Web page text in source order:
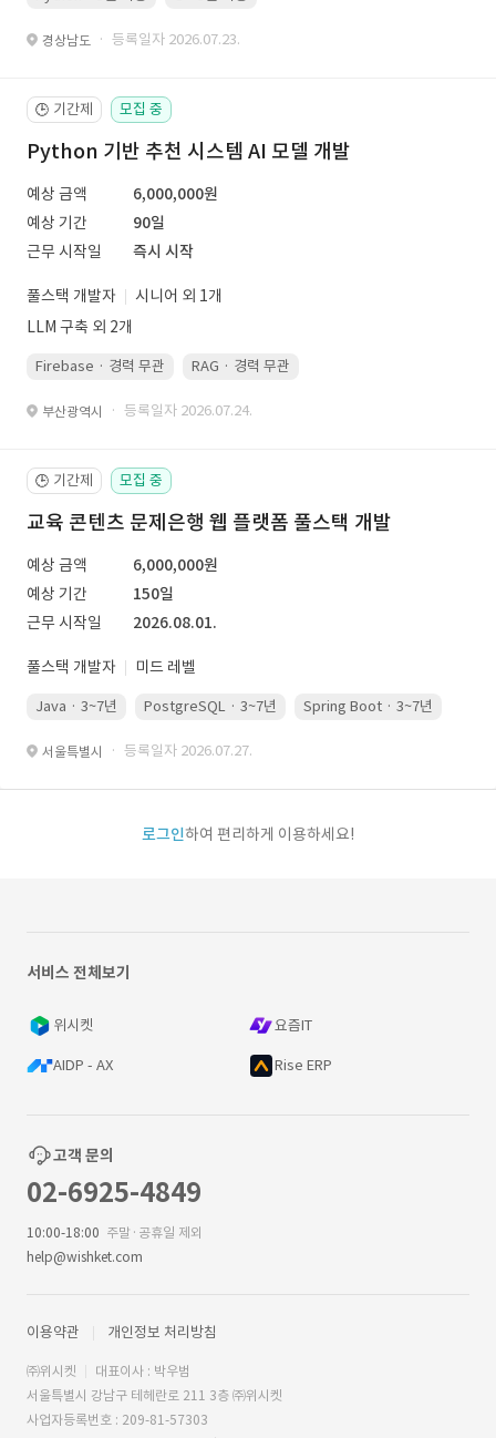
경상남도 · 등록일자 2026.07.23.
🕒 기간제 모집 중
Python 기반 추천 시스템 AI 모델 개발
예상 금액
6,000,000원
예상 기간
90일
근무 시작일
즉시 시작
풀스택 개발자
시니어 외 1개
LLM 구축 외 2개
Firebase · 경력 무관 RAG · 경력 무관
부산광역시 · 등록일자 2026.07.24.
🕒 기간제 모집 중
교육 콘텐츠 문제은행 웹 플랫폼 풀스택 개발
예상 금액
6,000,000원
예상 기간
150일
근무 시작일
2026.08.01.
풀스택 개발자 미드 레벨
Java · 3~7년 PostgreSQL · 3~7년 Spring Boot · 3~7년
서울특별시 · 등록일자 2026.07.27.
로그인하여 편리하게 이용하세요!
서비스 전체보기
위시켓 요즘IT
AIDP - AX Rise ERP
고객 문의
02-6925-4849
10:00-18:00 주말·공휴일 제외
help@wishket.com
이용약관 개인정보 처리방침
㈜위시켓
대표이사 : 박우범
서울특별시 강남구 테헤란로 211 3층 ㈜위시켓
사업자등록번호 : 209-81-57303